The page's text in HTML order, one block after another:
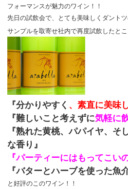
フォーマンスが魅力のワイン！！
先日の試飲会で、とても美味しくダント
サンプルを取寄せ社内で再度試飲したと
『分かりやすく 、素直に美味
『難しいこと考えずに気軽に
『熟れた黄桃、パパイヤ、そ
な香り』
『パーティーにはもってこい
『バターとハーブを使った魚
と好評のこのワイン！！